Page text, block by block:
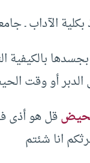
الآداب ـ
بالكيفية
أو وقت
قل هو أذى
انا شئتم